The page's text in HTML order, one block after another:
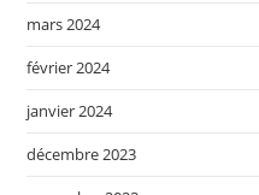
mars 2024
février 2024
janvier 2024
décembre 2023